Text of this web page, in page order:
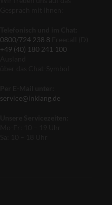
0800/724 238 8
+49 (40) 180 241 100
service@inklang.de